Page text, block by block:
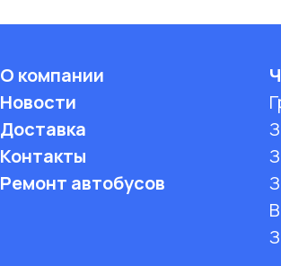
О компании
Новости
Доставка
Контакты
Ремонт автобусов